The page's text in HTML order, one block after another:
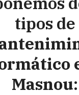
tipos de
Masnou: